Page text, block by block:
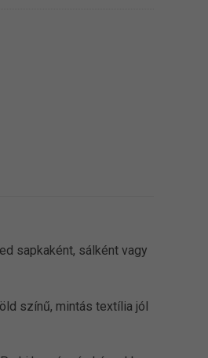
sapkaként, sálként vagy
színű, mintás textília jól